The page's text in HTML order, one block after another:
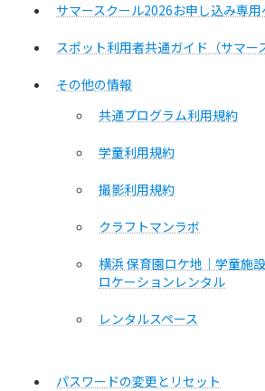
サマースクール2026お申し込み専用
スポット利用者共通ガイド（サマー
その他の情報
共通プログラム利用規約
学童利用規約
撮影利用規約
クラフトマンラボ
横浜 保育園ロケ地｜学童施
ロケーションレンタル
レンタルスペース
パスワードの変更とリセット